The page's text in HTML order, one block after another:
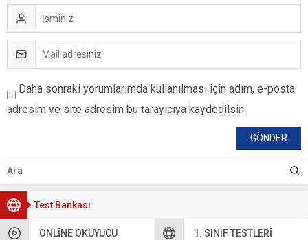
Test Bankası
ONLINE OKUYUCU 1. SINIF TESTLERI
Daha sonraki yorumlarımda kullanılması için adım, e-posta
adresim ve site adresim bu tarayıcıya kaydedilsin.